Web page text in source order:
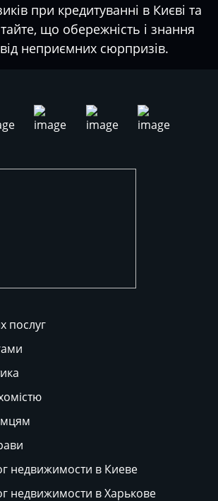
при кредитуванні в Києві та
що обережність і знання
неприємних сюрпризів.
послуг
недвижимости в Киеве
недвижимости в Харькове